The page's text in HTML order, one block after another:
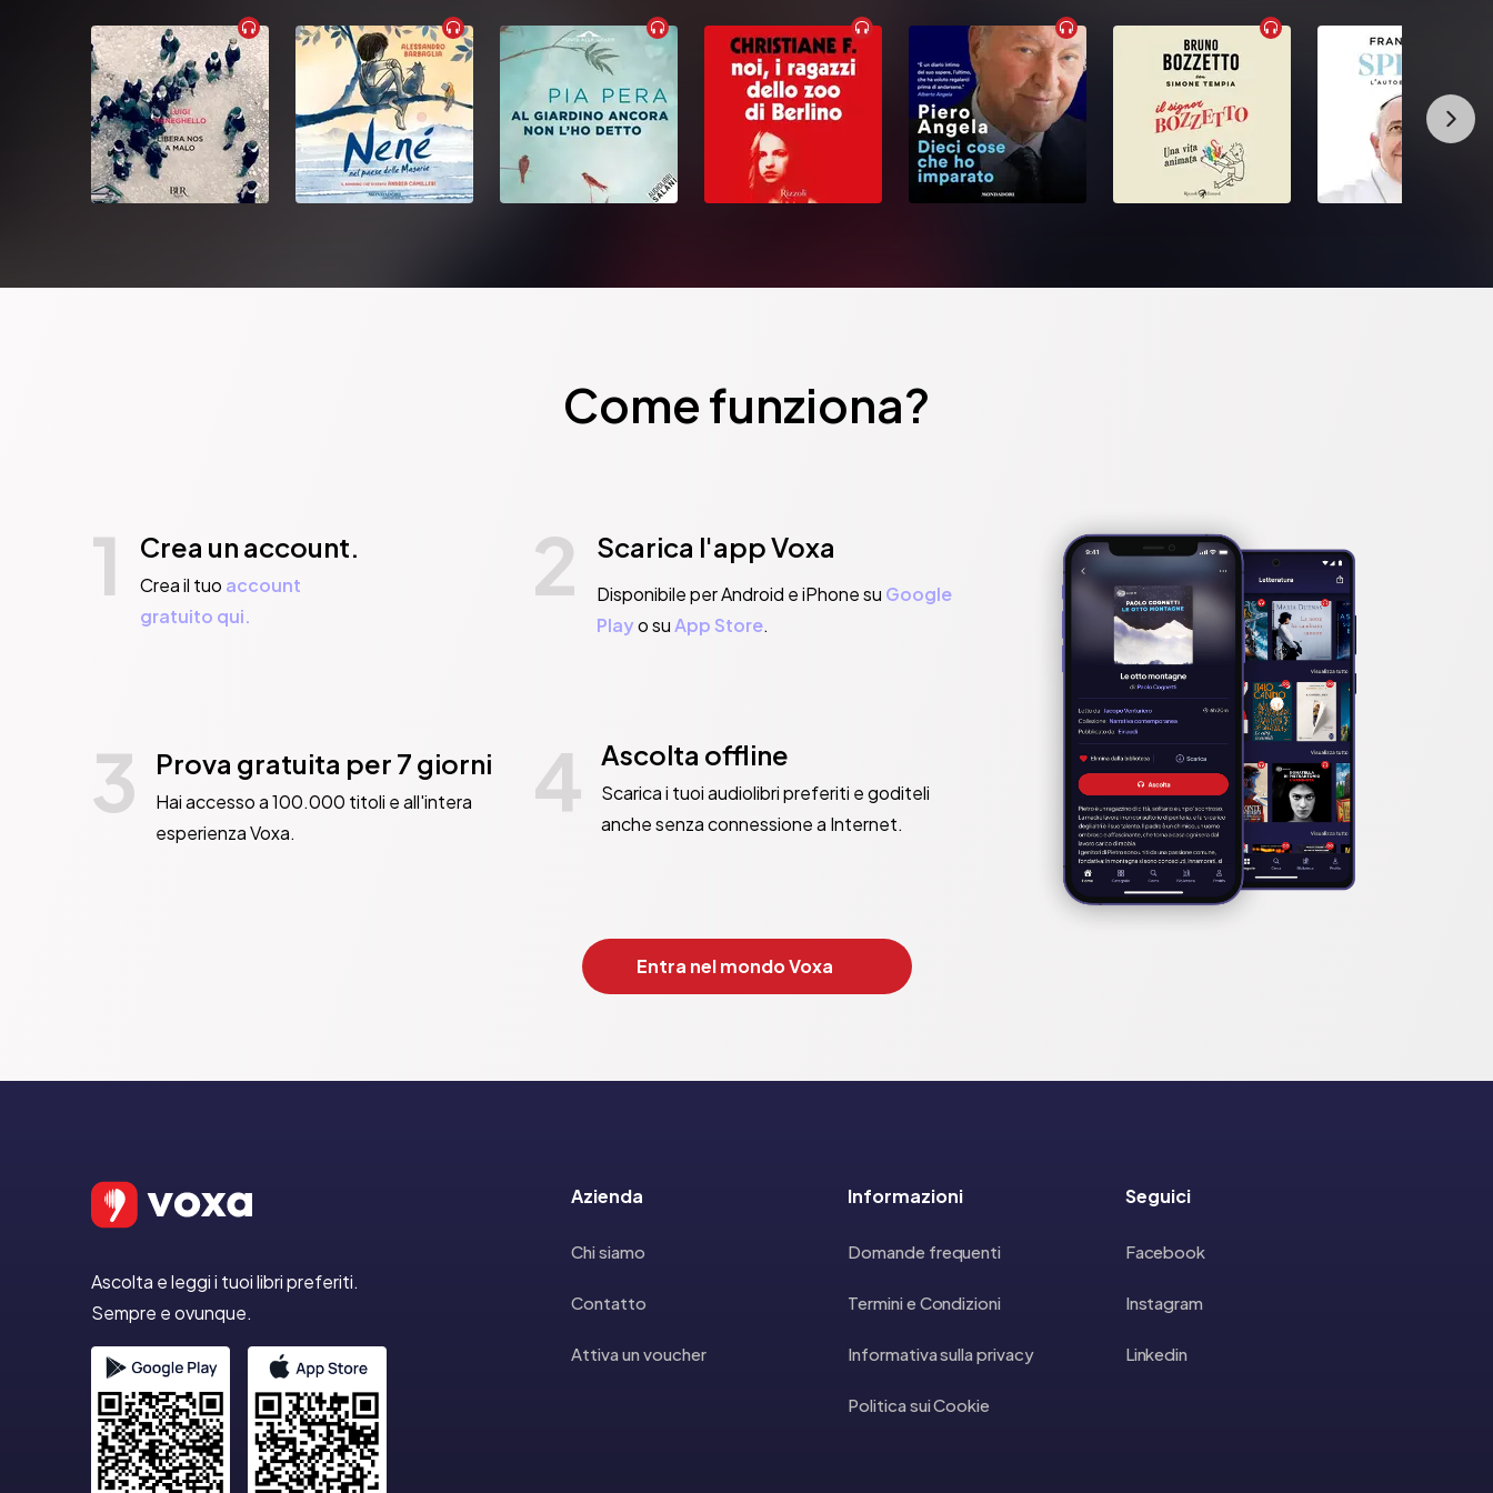
Come funziona?
1 Crea un account.
Crea il tuo account
gratuito qui.
2 Scarica l'app Voxa
Disponibile per Android e iPhone su Google
Playo suApp Store.
3 Prova gratuita per 7 giorni
Hai accesso a 100.000 titoli e all'intera
esperienza Voxa.
4 Ascolta offline
Scarica i tuoi audiolibri preferiti e goditeli
anche senza connessione a Internet.
Entra nel mondo Voxa
Ascolta e leggi i tuoi libri preferiti.
Sempre e ovunque.
Azienda
Chi siamo
Contatto
Attiva un voucher
Informazioni
Domande frequenti
Termini e Condizioni
Informativa sulla privacy
Politica sui Cookie
Seguici
Facebook
Instagram
Linkedin